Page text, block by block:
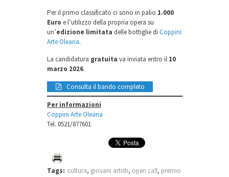
Per il primo classificato ci sono in palio 1.000
Euro e l’utilizzo della propria opera su
un’edizione limitata delle bottiglie di Coppini
Arte Olearia.
La candidatura gratuita va inviata entro il 10
marzo 2026.
Consulta il bando completo
Per informazioni
Coppini Arte Olearia
Tel. 0521/877601
Tags: cultura, giovani artisti, open call, premio